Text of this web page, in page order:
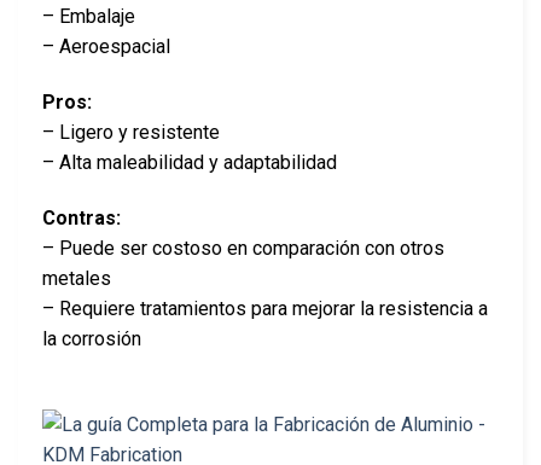
– Embalaje
– Aeroespacial
Pros:
– Ligero y resistente
– Alta maleabilidad y adaptabilidad
Contras:
– Puede ser costoso en comparación con otros
metales
– Requiere tratamientos para mejorar la resistencia a
la corrosión